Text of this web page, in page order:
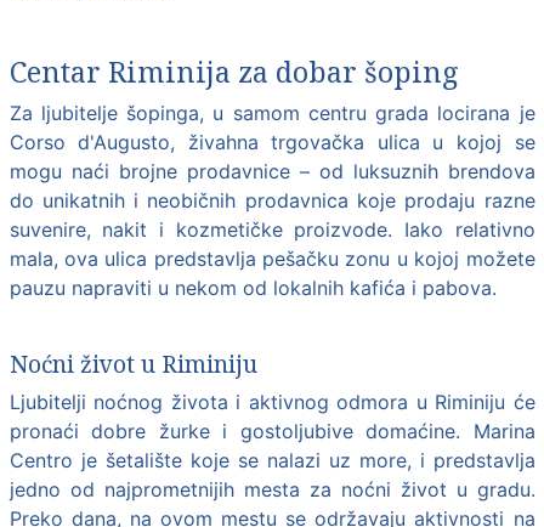
Centar Riminija za dobar šoping
Za ljubitelje šopinga, u samom centru grada locirana je
Corso d'Augusto, živahna trgovačka ulica u kojoj se
mogu naći brojne prodavnice – od luksuznih brendova
do unikatnih i neobičnih prodavnica koje prodaju razne
suvenire, nakit i kozmetičke proizvode. Iako relativno
mala, ova ulica predstavlja pešačku zonu u kojoj možete
pauzu napraviti u nekom od lokalnih kafića i pabova.
Noćni život u Riminiju
Ljubitelji noćnog života i aktivnog odmora u Riminiju će
pronaći dobre žurke i gostoljubive domaćine. Marina
Centro je šetalište koje se nalazi uz more, i predstavlja
jedno od najprometnijih mesta za noćni život u gradu.
Preko dana, na ovom mestu se održavaju aktivnosti na